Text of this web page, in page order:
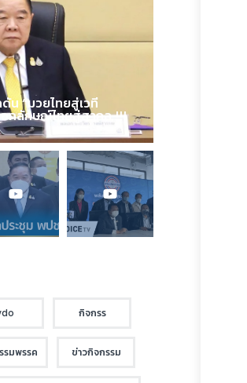
น “มวยไทยสู่เวที
อกลักษณ์ไทยสู่สากล !!!
กิจกรร
รมพรรค ข่าวกิจกรรม